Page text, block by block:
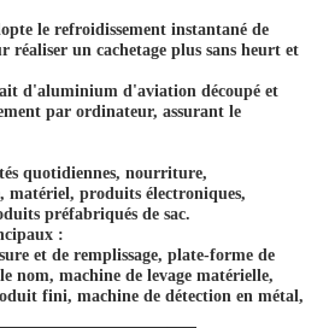
le refroidissement instantané de
réaliser un cachetage plus sans heurt et
d'aluminium d'aviation découpé et
par ordinateur, assurant le
quotidiennes, nourriture,
matériel, produits électroniques,
préfabriqués de sac.
:
et de remplissage, plate-forme de
nom, machine de levage matérielle,
fini, machine de détection en métal,